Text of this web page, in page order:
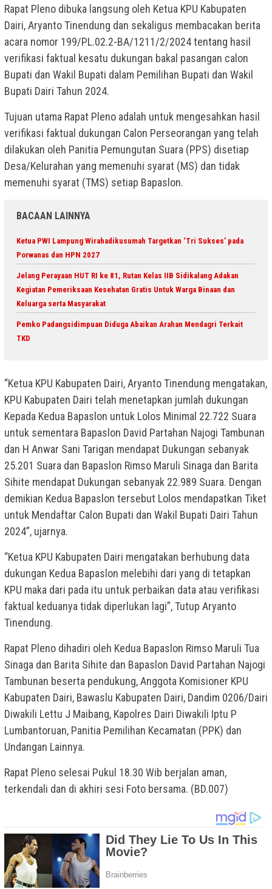
Rapat Pleno dibuka langsung oleh Ketua KPU Kabupaten
Dairi, Aryanto Tinendung dan sekaligus membacakan berita
acara nomor 199/PL.02.2-BA/1211/2/2024 tentang hasil
verifikasi faktual kesatu dukungan bakal pasangan calon
Bupati dan Wakil Bupati dalam Pemilihan Bupati dan Wakil
Bupati Dairi Tahun 2024.
Tujuan utama Rapat Pleno adalah untuk mengesahkan hasil
verifikasi faktual dukungan Calon Perseorangan yang telah
dilakukan oleh Panitia Pemungutan Suara (PPS) disetiap
Desa/Kelurahan yang memenuhi syarat (MS) dan tidak
memenuhi syarat (TMS) setiap Bapaslon.
BACAAN LAINNYA
Ketua PWI Lampung Wirahadikusumah Targetkan ‘Tri Sukses’ pada
Porwanas dan HPN 2027
Jelang Perayaan HUT RI ke 81, Rutan Kelas IIB Sidikalang Adakan
Kegiatan Pemeriksaan Kesehatan Gratis Untuk Warga Binaan dan
Keluarga serta Masyarakat
Pemko Padangsidimpuan Diduga Abaikan Arahan Mendagri Terkait
TKD
“Ketua KPU Kabupaten Dairi, Aryanto Tinendung mengatakan,
KPU Kabupaten Dairi telah menetapkan jumlah dukungan
Kepada Kedua Bapaslon untuk Lolos Minimal 22.722 Suara
untuk sementara Bapaslon David Partahan Najogi Tambunan
dan H Anwar Sani Tarigan mendapat Dukungan sebanyak
25.201 Suara dan Bapaslon Rimso Maruli Sinaga dan Barita
Sihite mendapat Dukungan sebanyak 22.989 Suara. Dengan
demikian Kedua Bapaslon tersebut Lolos mendapatkan Tiket
untuk Mendaftar Calon Bupati dan Wakil Bupati Dairi Tahun
2024”, ujarnya.
“Ketua KPU Kabupaten Dairi mengatakan berhubung data
dukungan Kedua Bapaslon melebihi dari yang di tetapkan
KPU maka dari pada itu untuk perbaikan data atau verifikasi
faktual keduanya tidak diperlukan lagi”, Tutup Aryanto
Tinendung.
Rapat Pleno dihadiri oleh Kedua Bapaslon Rimso Maruli Tua
Sinaga dan Barita Sihite dan Bapaslon David Partahan Najogi
Tambunan beserta pendukung, Anggota Komisioner KPU
Kabupaten Dairi, Bawaslu Kabupaten Dairi, Dandim 0206/Dairi
Diwakili Lettu J Maibang, Kapolres Dairi Diwakili Iptu P
Lumbantoruan, Panitia Pemilihan Kecamatan (PPK) dan
Undangan Lainnya.
Rapat Pleno selesai Pukul 18.30 Wib berjalan aman,
terkendali dan di akhiri sesi Foto bersama. (BD.007)